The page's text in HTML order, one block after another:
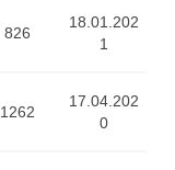
826
18.01.202
1
1262
17.04.202
0